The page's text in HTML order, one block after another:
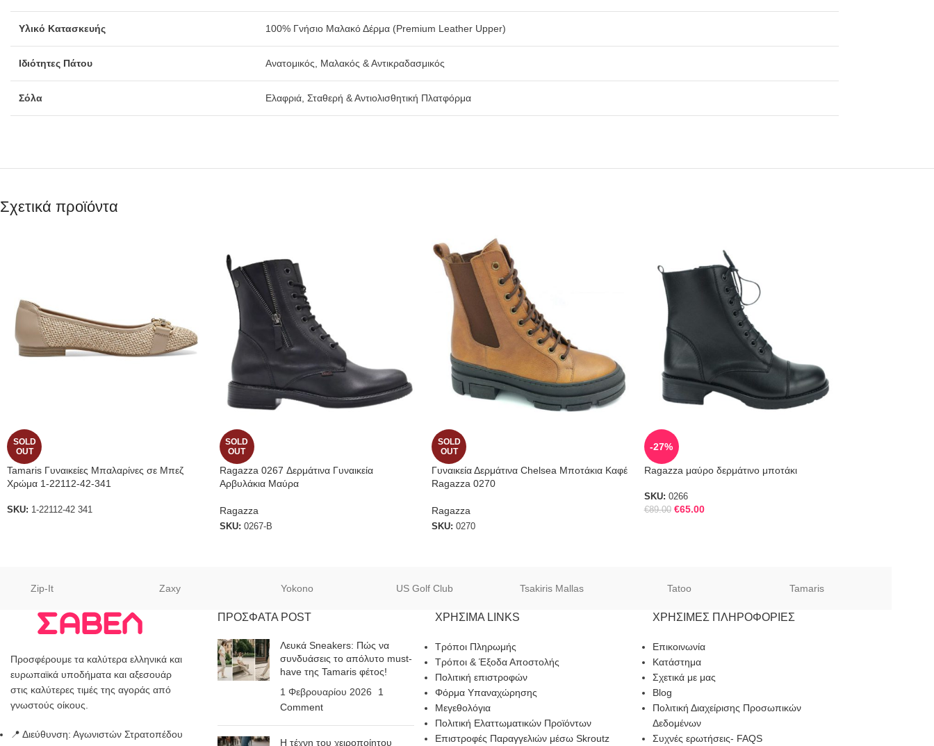
Υλικό Κατασκευής 100% Γνήσιο Μαλακό Δέρμα (Premium Leather Upper)
Ιδιότητες Πάτου Ανατομικός, Μαλακός & Αντικραδασμικός
Σόλα Ελαφριά, Σταθερή & Αντιολισθητική Πλατφόρμα
Σχετικά προϊόντα
SOLD
OUT
Tamaris Γυναικείες Μπαλαρίνες σε Μπεζ
Χρώμα 1-22112-42-341
SKU: 1-22112-42 341
SOLD
OUT
Ragazza 0267 Δερμάτινα Γυναικεία
Αρβυλάκια Μαύρα
Ragazza
SKU: 0267-B
SOLD
OUT
Γυναικεία Δερμάτινα Chelsea Μποτάκια Καφέ
Ragazza 0270
Ragazza
SKU: 0270
-27%
Ragazza μαύρο δερμάτινο μποτάκι
SKU: 0266
€89.00 €65.00
Zip-It Zaxy Yokono US Golf Club Tsakiris Mallas Tatoo Tamaris
Προσφέρουμε τα καλύτερα ελληνικά και
ευρωπαϊκά υποδήματα και αξεσουάρ
στις καλύτερες τιμές της αγοράς από
γνωστούς οίκους.
📍 Διεύθυνση: Αγωνιστών Στρατοπέδου
ΠΡΟΣΦΑΤΑ POST
Λευκά Sneakers: Πώς να
συνδυάσεις το απόλυτο must-
have της Tamaris φέτος!
1 Φεβρουαρίου 2026
1
Comment
Η τέχνη του χειροποίητου
ΧΡΗΣΙΜΑ LINKS
Τρόποι Πληρωμής
Τρόποι & Έξοδα Αποστολής
Πολιτική επιστροφών
Φόρμα Υπαναχώρησης
Μεγεθολόγια
Πολιτική Ελαττωματικών Προϊόντων
Επιστροφές Παραγγελιών μέσω Skroutz
ΧΡΉΣΙΜΕΣ ΠΛΗΡΟΦΟΡΊΕΣ
Επικοινωνία
Κατάστημα
Σχετικά με μας
Blog
Πολιτική Διαχείρισης Προσωπικών
Δεδομένων
Συχνές ερωτήσεις- FAQS